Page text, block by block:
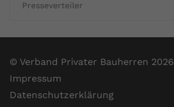
Presseverteiler
© Verband Privater Bauherren 2026
Impressum
Datenschutzerklärung